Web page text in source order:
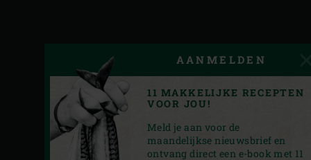
AANMELDEN
11 MAKKELIJKE RECEPTEN
VOOR JOU!
Meld je aan voor de
maandelijkse nieuwsbrief en
ontvang direct een e-book met 11